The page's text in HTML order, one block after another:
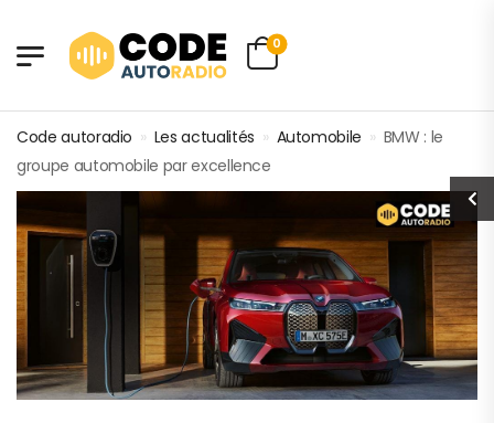
0
Code autoradio » Les actualités » Automobile » BMW : le
groupe automobile par excellence